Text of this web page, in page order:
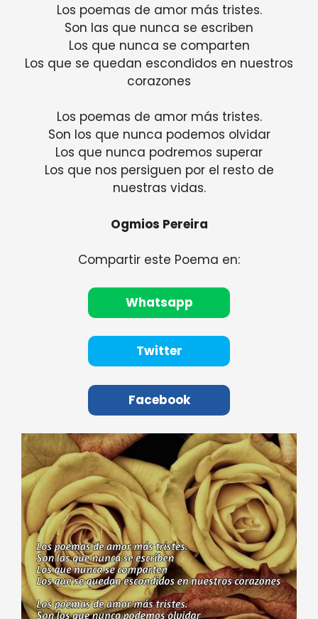
Los poemas de amor más tristes.
Son las que nunca se escriben
Los que nunca se comparten
Los que se quedan escondidos en nuestros
corazones
Los poemas de amor más tristes.
Son los que nunca podemos olvidar
Los que nunca podremos superar
Los que nos persiguen por el resto de
nuestras vidas.
Ogmios Pereira
Compartir este Poema en:
Whatsapp
Twitter
Facebook